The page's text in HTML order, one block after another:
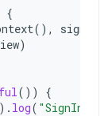
{
(),
)
())
{
log( "SignIn